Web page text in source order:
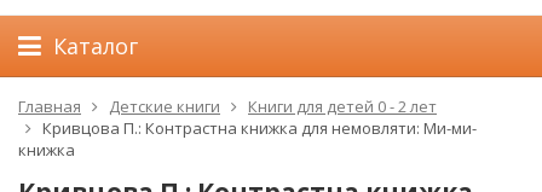
Каталог
Главная Детские книги
Книги для детей 0 - 2 лет
Кривцова П.: Контрастна книжка для немовляти: Ми-ми-
книжка